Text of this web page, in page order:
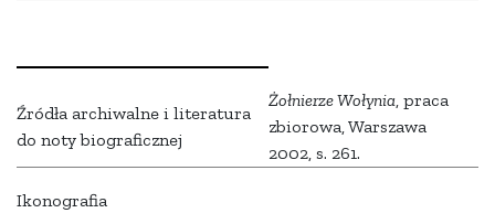
Źródła archiwalne i literatura
do noty biograficznej
Żołnierze Wołynia, praca
zbiorowa, Warszawa
2002, s. 261.
Ikonografia